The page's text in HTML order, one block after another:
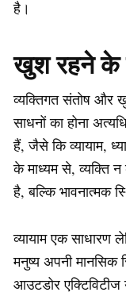
है।
खुश रहने के
व्यक्तिगत संतोष और
साधनों का होना
हैं, जैसे कि व्यायाम,
के माध्यम से, व्यक्ति
है, बल्कि भावनात्मक
व्यायाम एक साधारण
मनुष्य अपनी मानसिक
आउटडोर एक्टिविटीज